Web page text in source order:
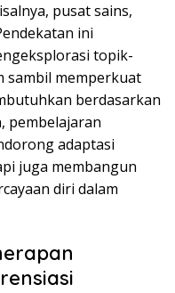
pusat sains,
ini
topik-
sambil memperkuat
berdasarkan
pembelajaran
adaptasi
juga membangun
diri dalam